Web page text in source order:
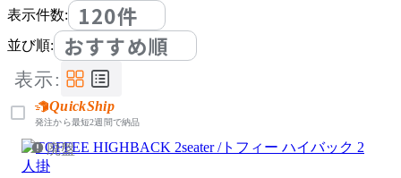
表示件数:
120件
並び順: おすすめ順
表示:
QuickShip
発注から最短2週間で納品
廃盤